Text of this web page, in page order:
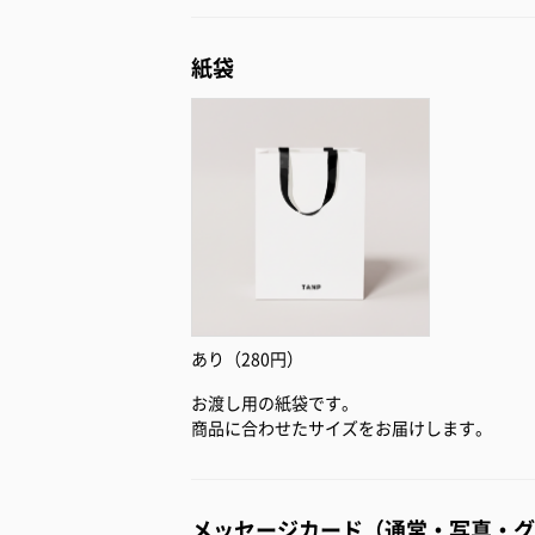
紙袋
あり（280円）
お渡し用の紙袋です。
商品に合わせたサイズをお届けします。